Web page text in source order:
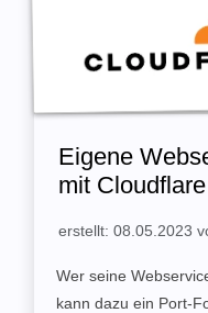
Eigene
mit
erstellt: 08.05.2023
Wer seine
kann dazu ein Port-